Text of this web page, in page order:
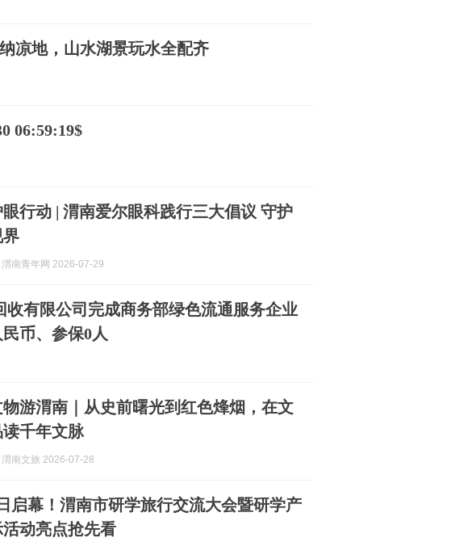
凉地，山水湖景玩水全配齐
06:59:19$
行动 | 渭南爱尔眼科践行三大倡议 守护
界
渭南青年网 2026-07-29
收有限公司完成商务部绿色流通服务企业
币、参保0人
游渭南｜从史前曙光到红色烽烟，在文
千年文脉
渭南文旅 2026-07-28
启幕！渭南市研学旅行交流大会暨研学产
动亮点抢先看